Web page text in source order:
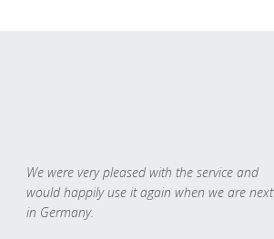
We were very pleased with the service and
would happily use it again when we are next
in Germany.